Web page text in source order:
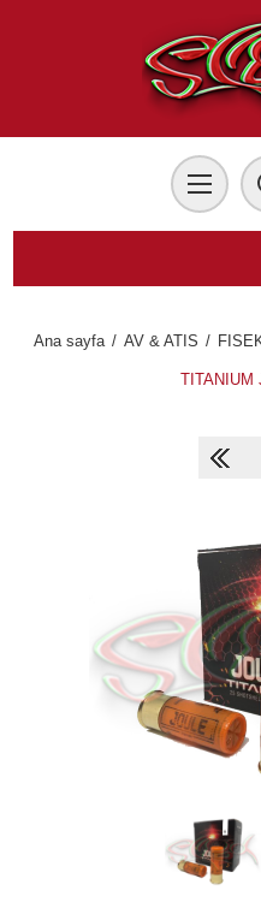
Ana sayfa / AV & ATIS /
TITANIUM